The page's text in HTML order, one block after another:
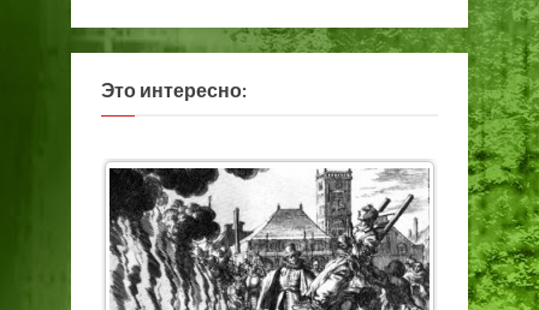
Это интересно: